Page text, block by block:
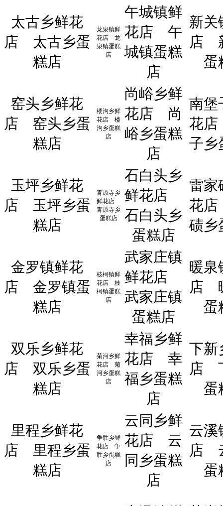
太古乡鲜花
店
太古乡蛋
糕店
龙泉镇鲜
花店
龙
泉镇蛋糕
店
午城镇鲜
花店
午
城镇蛋糕
店
新关
店
蛋
窑头乡鲜花
店
窑头乡蛋
糕店
楼沟乡鲜
花店
楼
沟乡蛋糕
店
尚峪乡鲜
花店
尚
峪乡蛋糕
店
南堡
花店
子乡
玉坪乡鲜花
店
玉坪乡蛋
糕店
青凉寺乡
鲜花店
青凉寺乡
蛋糕店
石白头乡
鲜花店
石白头乡
蛋糕店
雷家
花店
碛乡
金罗镇鲜花
店
金罗镇蛋
糕店
枝柯镇鲜
花店
枝
柯镇蛋糕
店
武家庄镇
鲜花店
武家庄镇
蛋糕店
暖泉
店
蛋
双乐乡鲜花
店
双乐乡蛋
糕店
菊河乡鲜
花店
菊
河乡蛋糕
店
幸福乡鲜
花店
幸
福乡蛋糕
店
下新
店
蛋
里程乡鲜花
店
里程乡蛋
糕店
争胜乡鲜
花店
争
胜乡蛋糕
店
云同乡鲜
花店
云
同乡蛋糕
店
云溪
店
蛋